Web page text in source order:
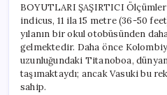
BOYUTLARI ŞAŞIRTICI
indicus, 11 ila 15 metre (36-50
yılanın bir okul otobüsünden
gelmektedir. Daha önce
uzunluğundaki Titanoboa,
taşımaktaydı; ancak Vasuki bu
sahip.